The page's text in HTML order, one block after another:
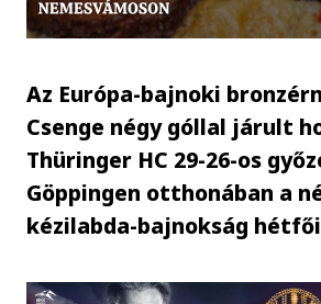
Az Európa-bajnoki
Csenge négy góllal járult
Thüringer HC 29-26-os
Göppingen otthonában a
kézilabda-bajnokság